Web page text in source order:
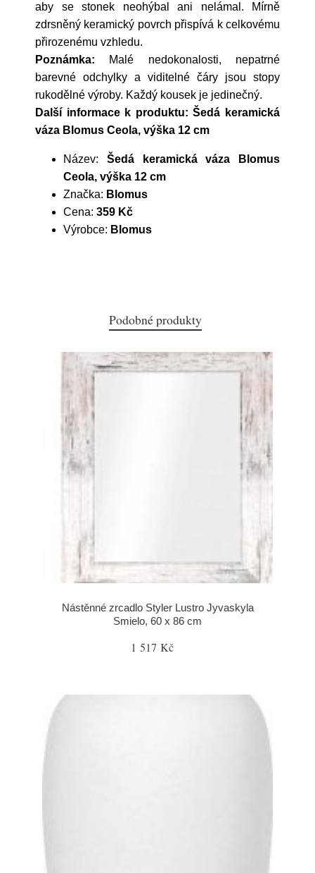
aby se stonek neohýbal ani nelámal. Mírně
zdrsněný keramický povrch přispívá k celkovému
přirozenému vzhledu.
Poznámka: Malé nedokonalosti, nepatrné
barevné odchylky a viditelné čáry jsou stopy
rukodělné výroby. Každý kousek je jedinečný.
Další informace k produktu: Šedá keramická
váza Blomus Ceola, výška 12 cm
Název: Šedá keramická váza Blomus
Ceola, výška 12 cm
Značka: Blomus
Cena: 359 Kč
Výrobce: Blomus
Podobné produkty
Nástěnné zrcadlo Styler Lustro Jyvaskyla
Smielo, 60 x 86 cm
1 517 Kč